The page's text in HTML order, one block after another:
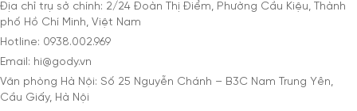
Địa chỉ trụ sở chính: 2/24 Đoàn Thị Điểm, Phường Cầu Kiệu, Thành
phố Hồ Chí Minh, Việt Nam
Hotline: 0938.002.969
Email: hi@gody.vn
Văn phòng Hà Nội: Số 25 Nguyễn Chánh – B3C Nam Trung Yên,
Cầu Giấy, Hà Nội